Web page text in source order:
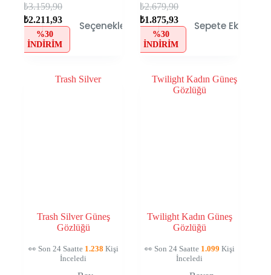
₺3.159,90
₺2.211,93
%30
İNDIRIM
Seçenekler
₺2.679,90
₺1.875,93
%30
İNDIRIM
Sepete Ekle
Trash Silver Güneş
Gözlüğü
👀 Son 24 Saatte 1.238 Kişi
İnceledi
Twilight Kadın Güneş
Gözlüğü
👀 Son 24 Saatte 1.099 Kişi
İnceledi